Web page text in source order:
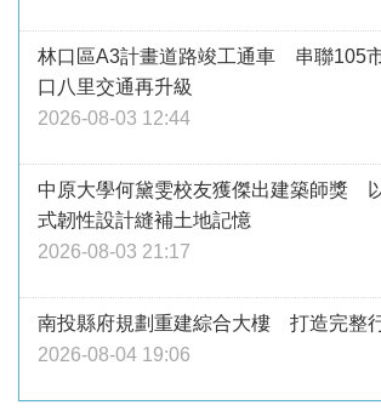
林口區A3計畫道路竣工通車 串聯105
口八里交通再升級
2026-08-03 12:44
中原大學何黛雯校友獲傑出建築師獎
式韌性設計縫補土地記憶
2026-08-03 21:17
南投縣府規劃重建綜合大樓 打造完整
2026-08-04 19:06